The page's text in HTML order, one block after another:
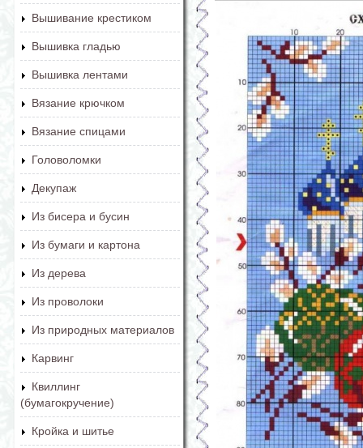
Вышивание крестиком
Вышивка гладью
Вышивка лентами
Вязание крючком
Вязание спицами
Головоломки
Декупаж
Из бисера и бусин
Из бумаги и картона
Из дерева
Из проволоки
Из природных материалов
Карвинг
Квиллинг
(бумагокручение)
Кройка и шитье